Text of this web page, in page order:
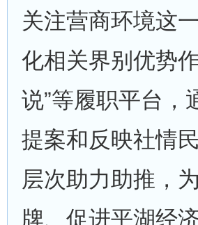
关注营商环境这
化相关界别优势
说”等履职平台，
提案和反映社情
层次助力助推，
牌、促进平湖经